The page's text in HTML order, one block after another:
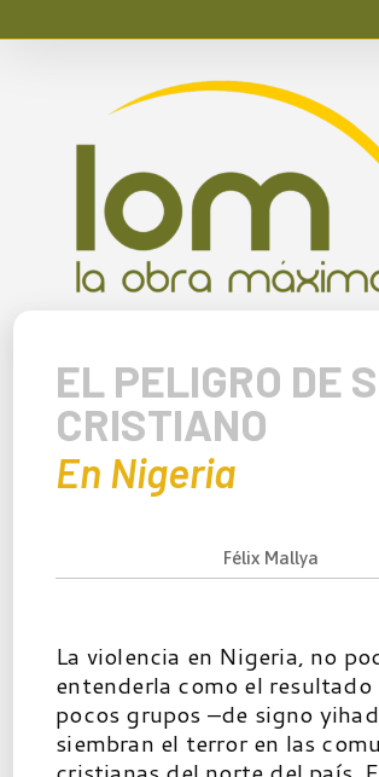
EL PELIGRO DE
CRISTIANO
En Nigeria
Félix Mallya
La violencia en Nigeria, no
entenderla como el resultado
pocos grupos –de signo
siembran el terror en las